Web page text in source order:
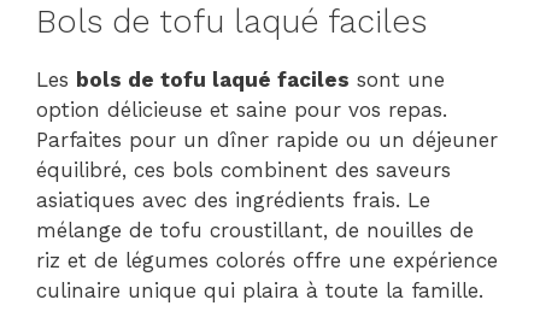
Bols de tofu laqué faciles
Les bols de tofu laqué faciles sont une
option délicieuse et saine pour vos repas.
Parfaites pour un dîner rapide ou un déjeuner
équilibré, ces bols combinent des saveurs
asiatiques avec des ingrédients frais. Le
mélange de tofu croustillant, de nouilles de
riz et de légumes colorés offre une expérience
culinaire unique qui plaira à toute la famille.